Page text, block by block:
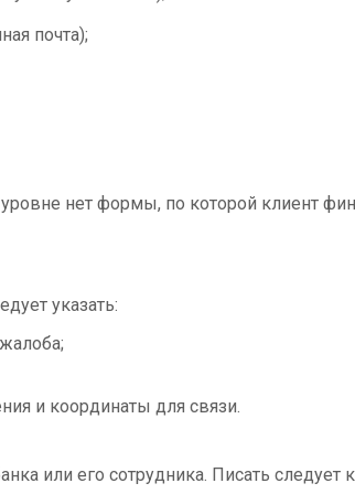
почта);
нет формы, по которой клиент
указать:
и координаты для связи.
или его сотрудника. Писать следует